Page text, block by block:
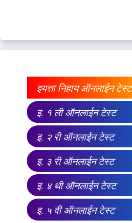
इयत्ता निहाय ऑनलाईन टेस्ट
इ. १ ली ऑनलाईन टेस्ट
इ. २ री ऑनलाईन टेस्ट
इ. ३ री ऑनलाईन टेस्ट
इ. ४ थी ऑनलाईन टेस्ट
इ. ५ वी ऑनलाईन टेस्ट